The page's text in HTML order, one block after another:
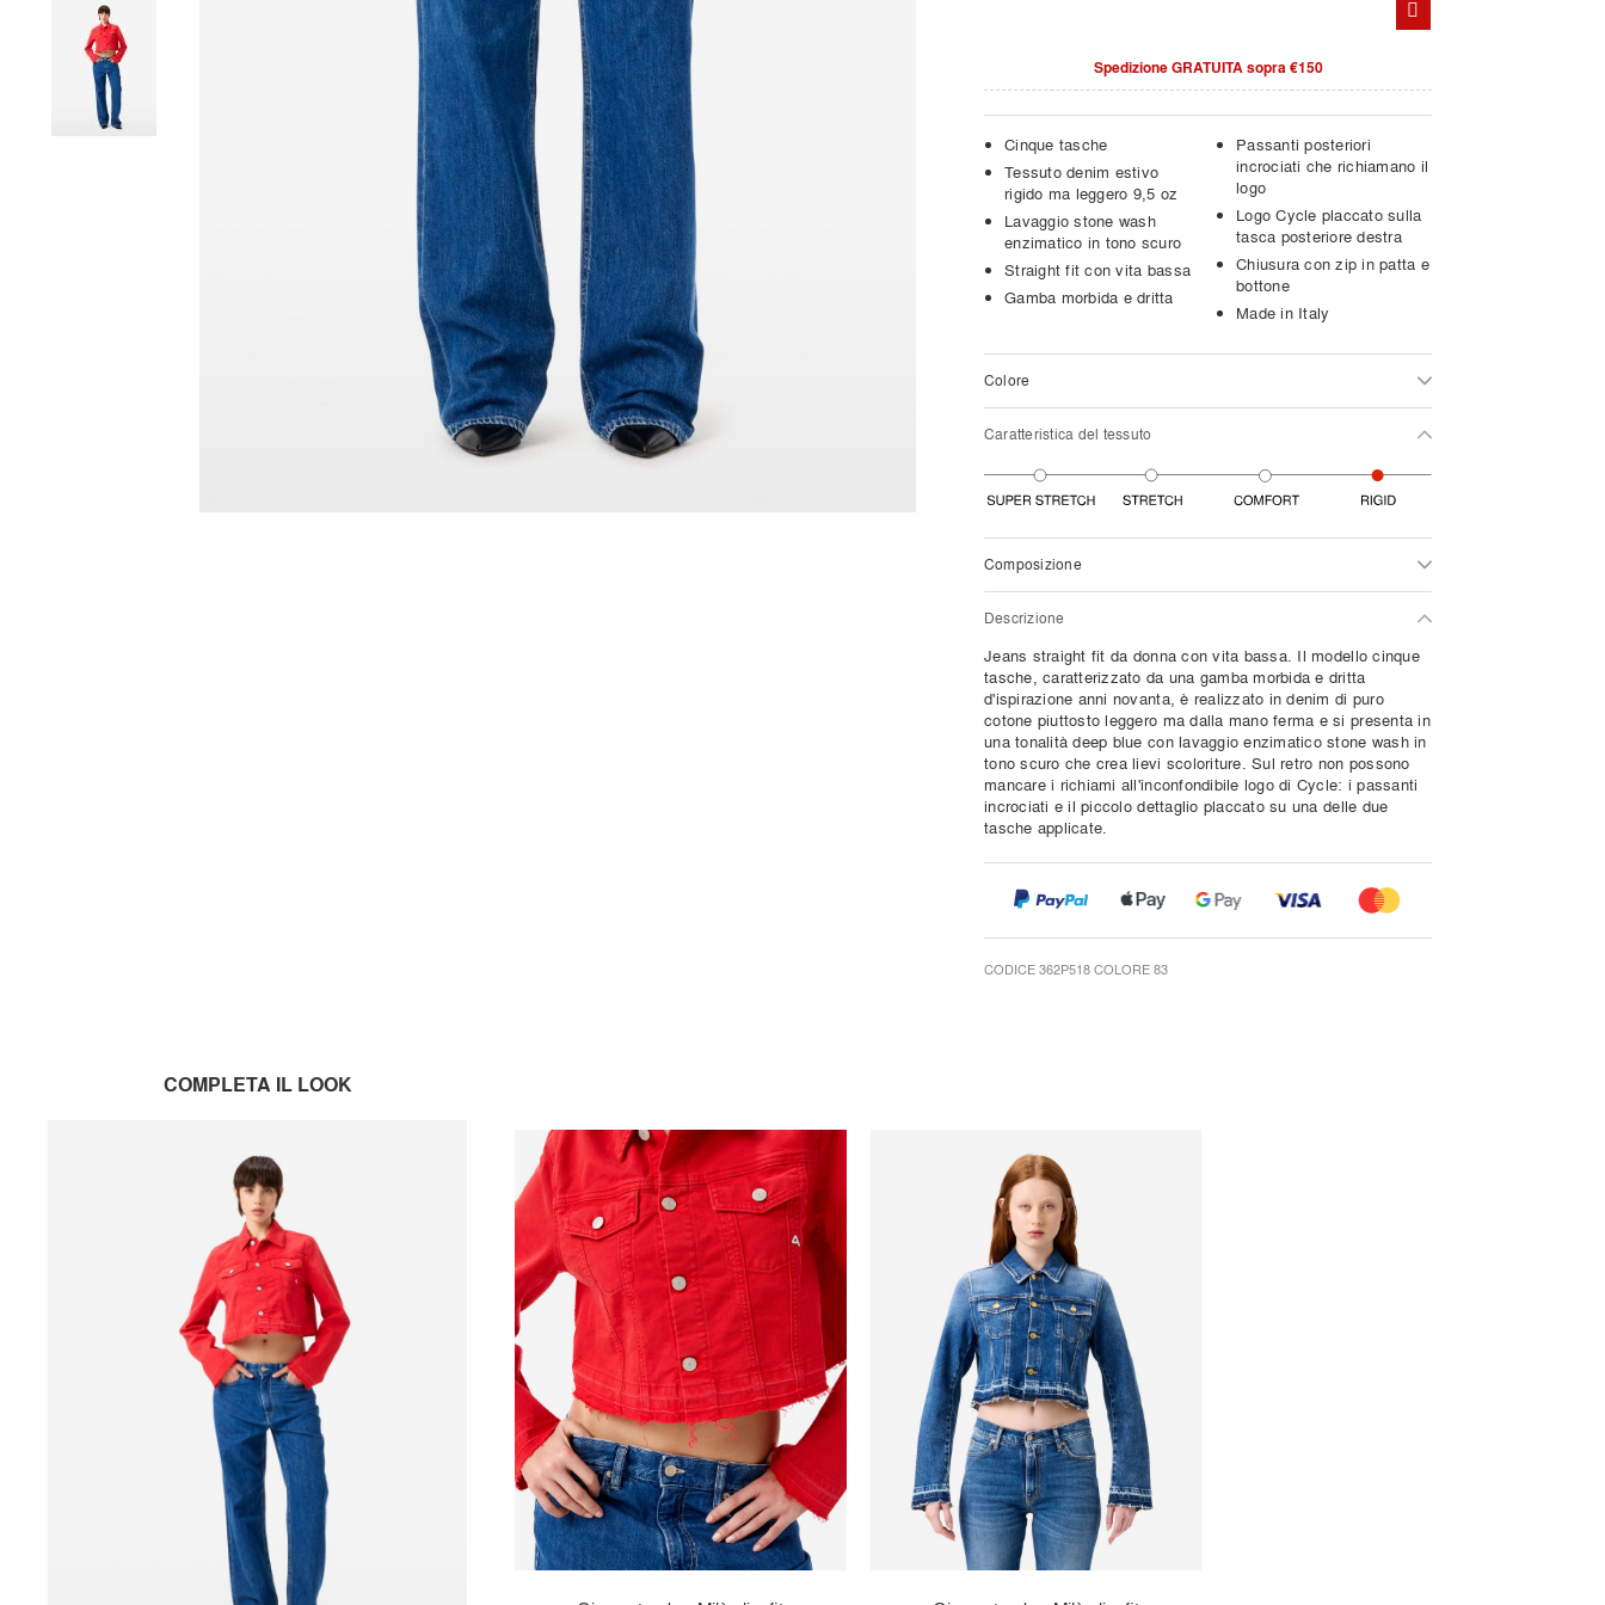
Spedizione GRATUITA sopra €150
Cinque tasche
Tessuto denim estivo
rigido ma leggero 9,5 oz
Lavaggio stone wash
enzimatico in tono scuro
Straight fit con vita bassa
Gamba morbida e dritta
Passanti posteriori
incrociati che richiamano il
logo
Logo Cycle placcato sulla
tasca posteriore destra
Chiusura con zip in patta e
bottone
Made in Italy
Colore
Caratteristica del tessuto
Composizione
Descrizione
Jeans straight fit da donna con vita bassa. Il modello cinque
tasche, caratterizzato da una gamba morbida e dritta
d'ispirazione anni novanta, è realizzato in denim di puro
cotone piuttosto leggero ma dalla mano ferma e si presenta in
una tonalità deep blue con lavaggio enzimatico stone wash in
tono scuro che crea lievi scoloriture. Sul retro non possono
mancare i richiami all'inconfondibile logo di Cycle: i passanti
incrociati e il piccolo dettaglio placcato su una delle due
tasche applicate.
CODICE 362P518 COLORE 83
COMPLETA IL LOOK